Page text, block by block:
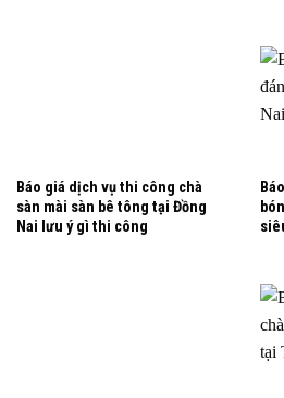
Báo giá dịch vụ thi công chà
sàn mài sàn bê tông tại Đồng
Nai lưu ý gì thi công